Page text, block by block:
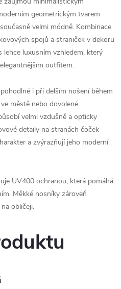
geometrickým tvarem
velmi módně. Kombinace
spojů a straniček v dekoru
luxusním vzhledem, který
outfitem.
i při delším nošení během
městě nebo dovolené.
velmi vzdušně a opticky
detaily na stranách čoček
a zvýrazňují jeho moderní
UV400 ochranou, která pomáhá
Měkké nosníky zároveň
obličeji.